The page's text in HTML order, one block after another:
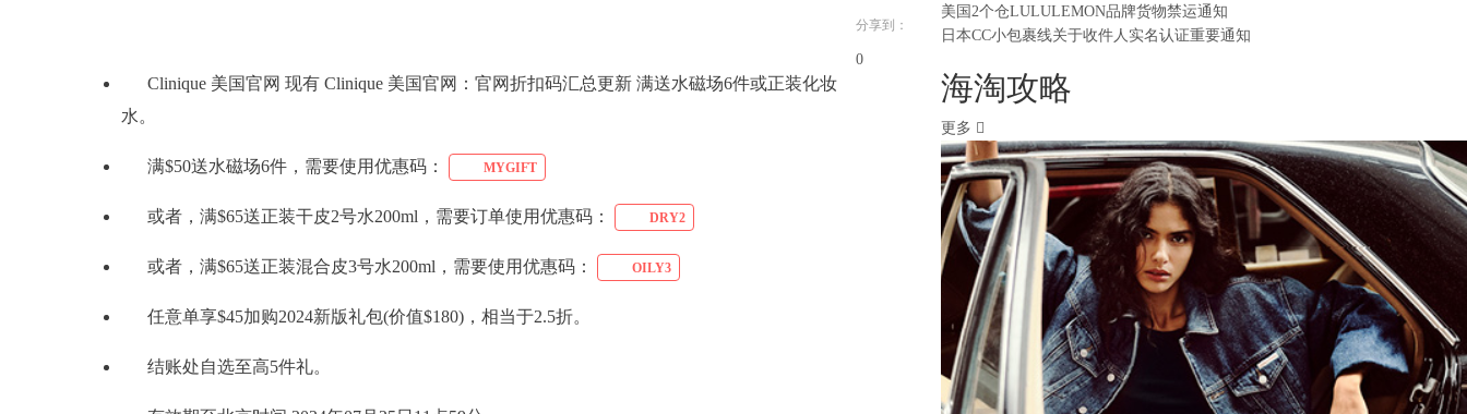
分享到：
0
Clinique 美国官网 现有 Clinique 美国官网：官网折扣码汇总更新 满送水磁场6件或正装化妆
水。
满$50送水磁场6件，需要使用优惠码： MYGIFT
或者，满$65送正装干皮2号水200ml，需要订单使用优惠码： DRY2
或者，满$65送正装混合皮3号水200ml，需要使用优惠码： OILY3
任意单享$45加购2024新版礼包(价值$180)，相当于2.5折。
结账处自选至高5件礼。
美国2个仓LULULEMON品牌货物禁运通知
日本CC小包裹线关于收件人实名认证重要通知
海淘攻略
更多